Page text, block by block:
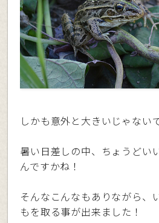
しかも意外と大きいじゃない
暑い日差しの中、ちょうどい
んですかね！
そんなこんなもありながら、
もを取る事が出来ました！